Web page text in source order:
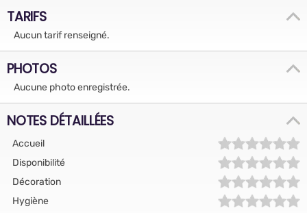
TARIFS
Aucun tarif renseigné.
PHOTOS
Aucune photo enregistrée.
NOTES DÉTAILLÉES
Accueil
Disponibilité
Décoration
Hygiène